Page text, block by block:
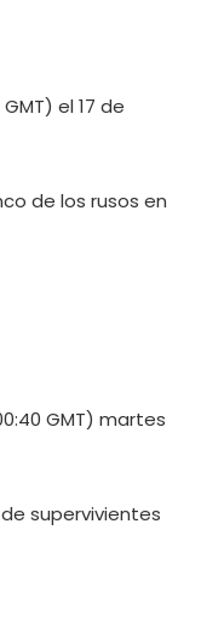
el 17 de
GMT) martes